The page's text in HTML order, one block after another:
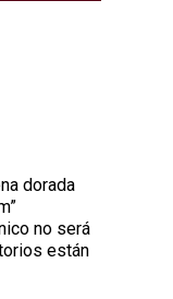
dorada
no será
están